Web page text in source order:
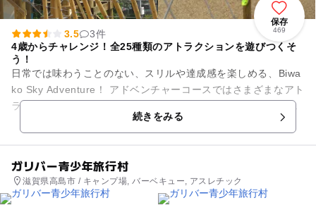
保存
469
3.5
3件
4歳からチャレンジ！全25種類のアトラクションを遊びつくそ
う！
日常では味わうことのない、スリルや達成感を楽しめる、Biwa
ko Sky Adventure！ アドベンチャーコースではさまざまなアト
ラクションがあり、ドキドキハラハラの体験が味わえます。...
続きをみる
ガリバー青少年旅行村
滋賀県高島市 / キャンプ場, バーベキュー, アスレチック